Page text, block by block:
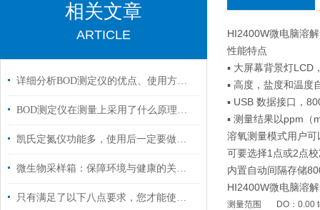
相关文章
ARTICLE
详细分析BOD测定仪的优点、使用方法以及操作
BOD测定仪在测量上采用了什么原理你清楚吗？
凯氏定氮仪功能多，使用后一定要做好日常保养工作
微生物采样箱：保障环境与健康的关键工具
只有满足了以下八点要求，您才能使用微生物采样箱进行取样
HI2400W微电脑溶
性能特点
▪ 大屏幕背景灯LCD
▪ 高度，盐度和温度
▪ USB 数据接口，
▪ 测量结果以ppm（
溶氧测量模式用户
可要选择1点或2点
内置自动间隔存储
HI2400W微电脑溶
测量范围
DO：0.00